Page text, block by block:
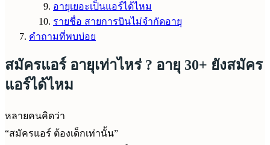
อายุเยอะเป็นแอร์ได้ไหม
รายชื่อ สายการบินไม่จำกัดอายุ
คำถามที่พบบ่อย
สมัครแอร์ อายุเท่าไหร่ ? อายุ 30+ ยังสมัคร
แอร์ได้ไหม
หลายคนคิดว่า
“สมัครแอร์ ต้องเด็กเท่านั้น”